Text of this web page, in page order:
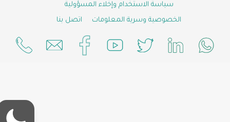
سياسة الاستخدام وإخلاء المسؤولية
الخصوصية وسرية المعلومات
اتصل بنا